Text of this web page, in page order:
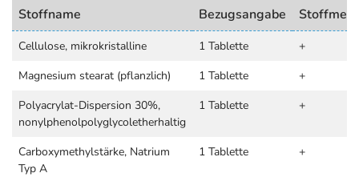
Stoffname Bezugsangabe
Cellulose, mikrokristalline 1 Tablette
+
Magnesium stearat (pflanzlich)
1 Tablette
+
Polyacrylat-Dispersion 30%,
nonylphenolpolyglycoletherhaltig
1 Tablette +
Carboxymethylstärke, Natrium
Typ A
1 Tablette +